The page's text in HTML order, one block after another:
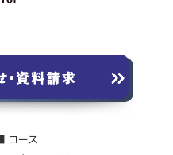
コース